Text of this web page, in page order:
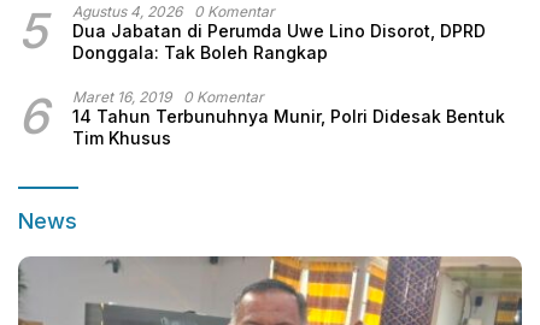
5 Agustus 4, 2026 0 Komentar
Dua Jabatan di Perumda Uwe Lino Disorot, DPRD
Donggala: Tak Boleh Rangkap
6 Maret 16, 2019 0 Komentar
14 Tahun Terbunuhnya Munir, Polri Didesak Bentuk
Tim Khusus
News